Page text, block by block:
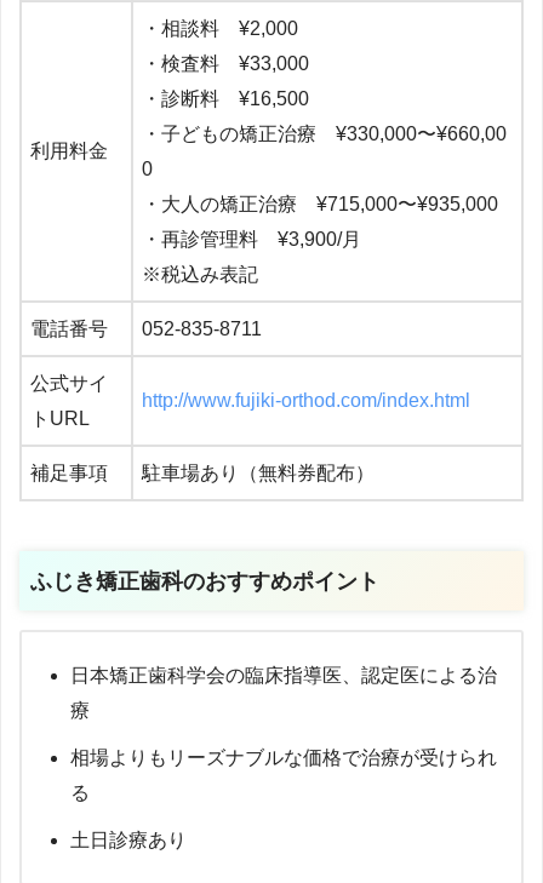
利用料金
・相談料 ¥2,000
・検査料 ¥33,000
・診断料 ¥16,500
・子どもの矯正治療 ¥330,000〜¥660,00
0
・大人の矯正治療 ¥715,000〜¥935,000
・再診管理料 ¥3,900/月
※税込み表記
電話番号 052-835-8711
公式サイ
トURL
http://www.fujiki-orthod.com/index.html
補足事項 駐車場あり（無料券配布）
ふじき矯正歯科のおすすめポイント
日本矯正歯科学会の臨床指導医、認定医による治
療
相場よりもリーズナブルな価格で治療が受けられ
る
土日診療あり